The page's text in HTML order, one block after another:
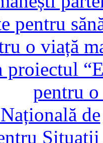
proiectul
pentru